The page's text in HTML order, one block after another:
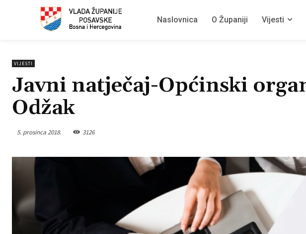
Naslovnica O Županiji Vijesti
VIJESTI
Javni natječaj-Općinski
Odžak
5. prosinca 2018. 3126